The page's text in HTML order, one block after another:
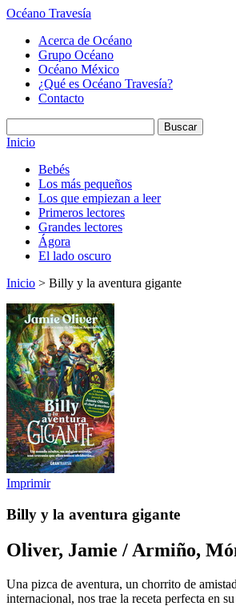
Océano Travesía
Acerca de Océano
Grupo Océano
Océano México
¿Qué es Océano Travesía?
Contacto
Inicio
Bebés
Los más pequeños
Los que empiezan a leer
Primeros lectores
Grandes lectores
Ágora
El lado oscuro
Inicio > Billy y la aventura gigante
Imprimir
Billy y la aventura gigante
Oliver, Jamie / Armiño,
Una pizca de aventura, un chorrito de
internacional, nos trae la receta perfecta en